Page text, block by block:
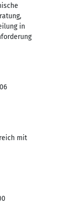
in
mit